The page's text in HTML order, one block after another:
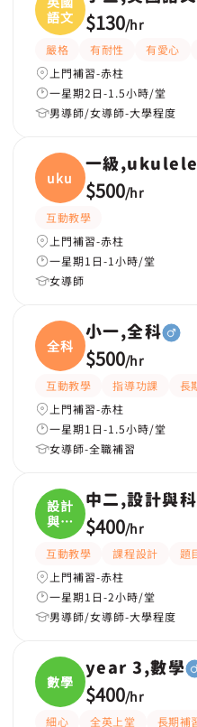
語文
$130/hr
嚴格 有耐性 有愛心
上門補習-赤柱
一星期2日-1.5小時/堂
男導師/女導師-大學程度
ukule
一級
$500/hr
互動教學
上門補習-赤柱
一星期1日-1小時/堂
女導師
全科
小一,全科
$500/hr
互動教學 指導功課 長
上門補習-赤柱
一星期1日-1.5小時/堂
女導師-全職補習
設計
與科
技
中二,設計與
$400/hr
互動教學 課程設計
題
上門補習-赤柱
一星期1日-2小時/堂
男導師/女導師-大學程度
數學
year 3,數學
$400/hr
細心 全英上堂 長期補